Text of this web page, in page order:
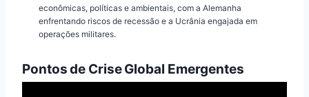
econômicas, políticas e ambientais, com a Alemanha
enfrentando riscos de recessão e a Ucrânia engajada em
operações militares.
Pontos de Crise Global Emergentes